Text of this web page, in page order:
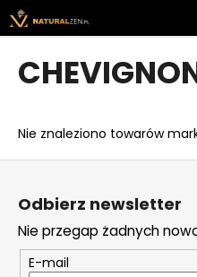
Przejść
do
treści
Nie znaleziono towarów
K
o
powrotem
powrotem
z
e
g
o
s
z
u
S
Odbierz newsletter
Nie przegap żadnych
E-mail